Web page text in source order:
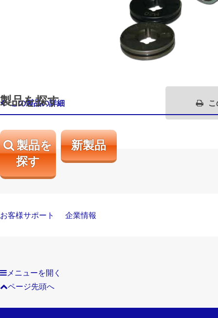
この製品の詳細
製品を探す
製品を
探す
新製品
お客様サポート 企業情報
メニューを開く
ページ先頭へ